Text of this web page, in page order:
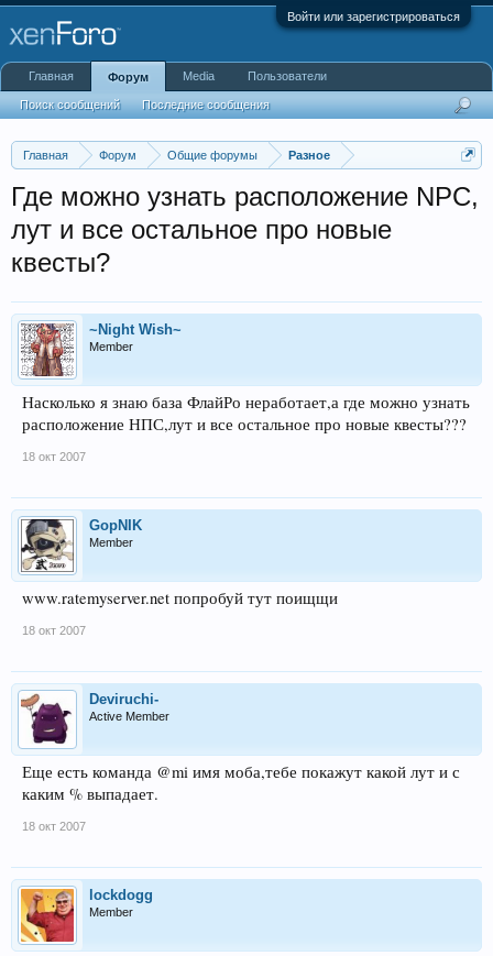
Войти или зарегистрироваться
Главная Форум Общие форумы Разное
Где можно узнать расположение NPC,
лут и все остальное про новые
квесты?
~Night Wish~
Member
Насколько я знаю база ФлайРо неработает,а где можно узнать
расположение НПС,лут и все остальное про новые квесты???
18 окт 2007
GopNIK
Member
www.ratemyserver.net попробуй тут поищщи
18 окт 2007
Deviruchi-
Active Member
Еще есть команда @mi имя моба,тебе покажут какой лут и с
каким % выпадает.
18 окт 2007
lockdogg
Member
Главная Форум
Поиск сообщений Последние сообщения
Media Пользователи